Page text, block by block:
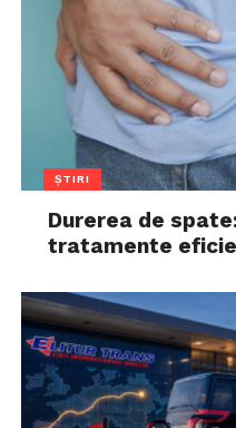
ȘTIRI
Durerea de
tratamente